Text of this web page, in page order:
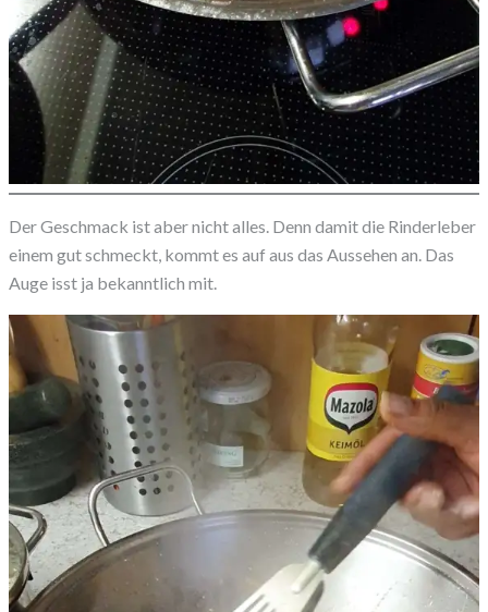
Der Geschmack ist aber nicht alles. Denn damit die Rinderleber
einem gut schmeckt, kommt es auf aus das Aussehen an. Das
Auge isst ja bekanntlich mit.